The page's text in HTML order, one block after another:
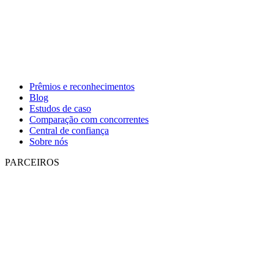
Prêmios e reconhecimentos
Blog
Estudos de caso
Comparação com concorrentes
Central de confiança
Sobre nós
PARCEIROS